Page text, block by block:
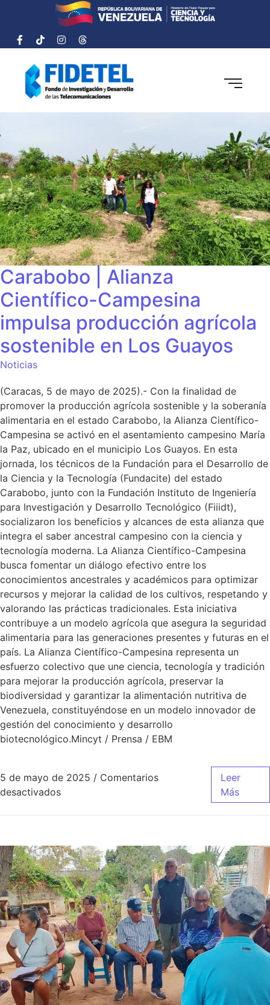
Carabobo | Alianza
Científico-Campesina
impulsa producción agrícola
sostenible en Los Guayos
Noticias
(Caracas, 5 de mayo de 2025).- Con la finalidad de
promover la producción agrícola sostenible y la soberanía
alimentaria en el estado Carabobo, la Alianza Científico-
Campesina se activó en el asentamiento campesino María
la Paz, ubicado en el municipio Los Guayos. En esta
jornada, los técnicos de la Fundación para el Desarrollo de
la Ciencia y la Tecnología (Fundacite) del estado
Carabobo, junto con la Fundación Instituto de Ingeniería
para Investigación y Desarrollo Tecnológico (Fiiidt),
socializaron los beneficios y alcances de esta alianza que
integra el saber ancestral campesino con la ciencia y
tecnología moderna. La Alianza Científico-Campesina
busca fomentar un diálogo efectivo entre los
conocimientos ancestrales y académicos para optimizar
recursos y mejorar la calidad de los cultivos, respetando y
valorando las prácticas tradicionales. Esta iniciativa
contribuye a un modelo agrícola que asegura la seguridad
alimentaria para las generaciones presentes y futuras en el
país. La Alianza Científico-Campesina representa un
esfuerzo colectivo que une ciencia, tecnología y tradición
para mejorar la producción agrícola, preservar la
biodiversidad y garantizar la alimentación nutritiva de
Venezuela, constituyéndose en un modelo innovador de
gestión del conocimiento y desarrollo
biotecnológico.Mincyt / Prensa / EBM
5 de mayo de 2025 / Comentarios
desactivados
Leer
Más